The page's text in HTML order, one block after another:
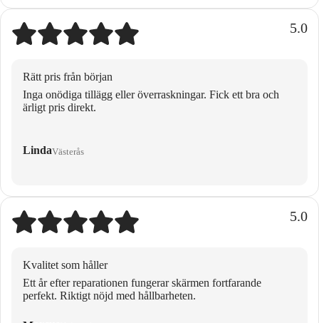
5.0
Rätt pris från början
Inga onödiga tillägg eller överraskningar. Fick ett bra och
ärligt pris direkt.
LindaVästerås
5.0
Kvalitet som håller
Ett år efter reparationen fungerar skärmen fortfarande
perfekt. Riktigt nöjd med hållbarheten.